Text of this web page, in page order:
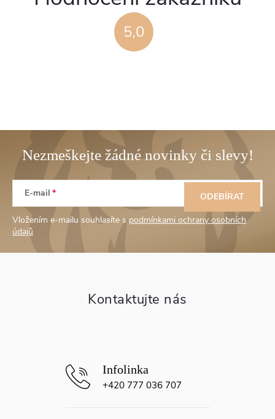
5,0
Z
p
E-mail
Vložením e-mailu souhlasíte s podmínkami ochrany osobních
údajů
ODEBÍRAT
+420 777 036 707